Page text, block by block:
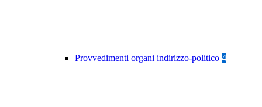
Provvedimenti organi indirizzo-politico 4